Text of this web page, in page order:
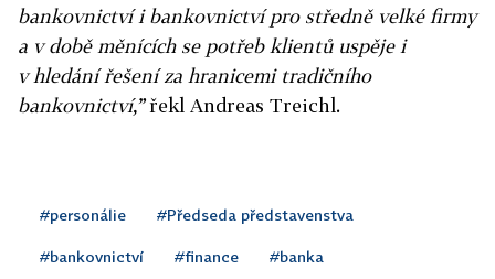
bankovnictví i bankovnictví pro středně velké firmy
a v době měnících se potřeb klientů uspěje i
v hledání řešení za hranicemi tradičního
bankovnictví,”řekl Andreas Treichl.
#personálie #Předseda představenstva
#bankovnictví #finance #banka